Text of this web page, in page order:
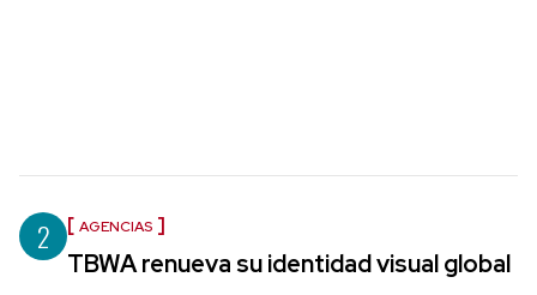
2 AGENCIAS
TBWA renueva su identidad visual global